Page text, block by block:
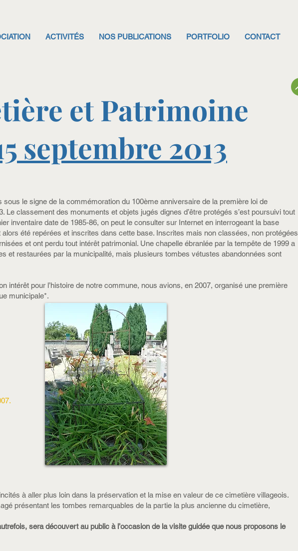
ACTIVITÉS NOS PUBLICATIONS PORTFOLIO CONTACT
et Patrimoine
septembre 2013
le signe de la commémoration du 100ème anniversaire de la première loi de
Le classement des monuments et objets jugés dignes d’être protégés s’est poursuivi tout
inventaire date de 1985-86, on peut le consulter sur Internet en interrogeant la base
été repérées et inscrites dans cette base. Inscrites mais non classées, non protégées
et ont perdu tout intérêt patrimonial. Une chapelle ébranlée par la tempête de 1999 a
et restaurées par la municipalité, mais plusieurs tombes vétustes abandonnées sont
intérêt pour l’histoire de notre commune, nous avions, en 2007, organisé une première
municipale*.
à aller plus loin dans la préservation et la mise en valeur de ce cimetière villageois.
présentant les tombes remarquables de la partie la plus ancienne du cimetière,
sera découvert au public à l’occasion de la visite guidée que nous proposons le